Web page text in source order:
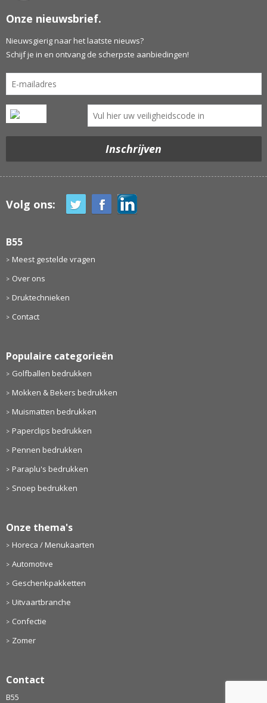
Onze nieuwsbrief.
Nieuwsgierig naar het laatste nieuws?
Schijf je in en ontvang de scherpste aanbiedingen!
Volg ons:
B55
Meest gestelde vragen
Over ons
Druktechnieken
Contact
Populaire categorieën
Golfballen bedrukken
Mokken & Bekers bedrukken
Muismatten bedrukken
Paperclips bedrukken
Pennen bedrukken
Paraplu's bedrukken
Snoep bedrukken
Onze thema's
Horeca / Menukaarten
Automotive
Geschenkpakketten
Uitvaartbranche
Confectie
Zomer
Contact
B55